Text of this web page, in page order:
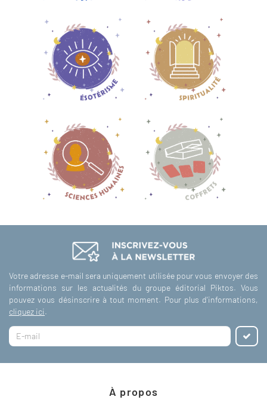
Votre adresse e-mail sera uniquement utilisée pour vous envoyer des
informations sur les actualités du groupe éditorial Piktos. Vous
pouvez vous désinscrire à tout moment. Pour plus d'informations,
cliquez ici.
À propos